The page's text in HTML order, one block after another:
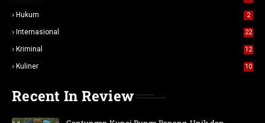
Hukum 2
Internasional 22
Kriminal 12
Kuliner 10
Recent In Review